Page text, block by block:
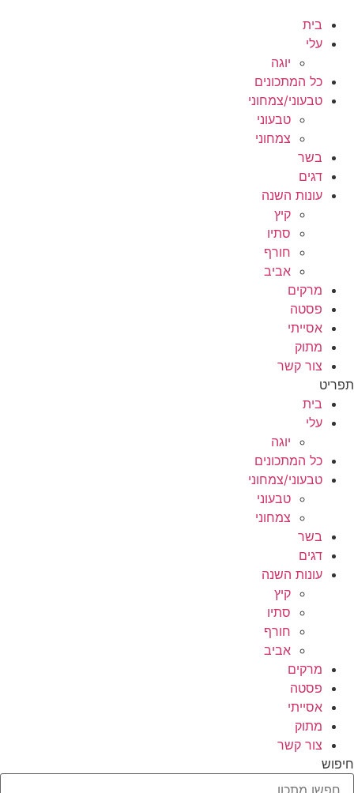
בית
עלי
יוגה
כל המתכונים
טבעוני/צמחוני
טבעוני
צמחוני
בשר
דגים
עונות השנה
קיץ
סתיו
חורף
אביב
מרקים
פסטה
אסייתי
מתוק
צור קשר
תפריט
בית
עלי
יוגה
כל המתכונים
טבעוני/צמחוני
טבעוני
צמחוני
בשר
דגים
עונות השנה
קיץ
סתיו
חורף
אביב
מרקים
פסטה
אסייתי
מתוק
צור קשר
חיפוש